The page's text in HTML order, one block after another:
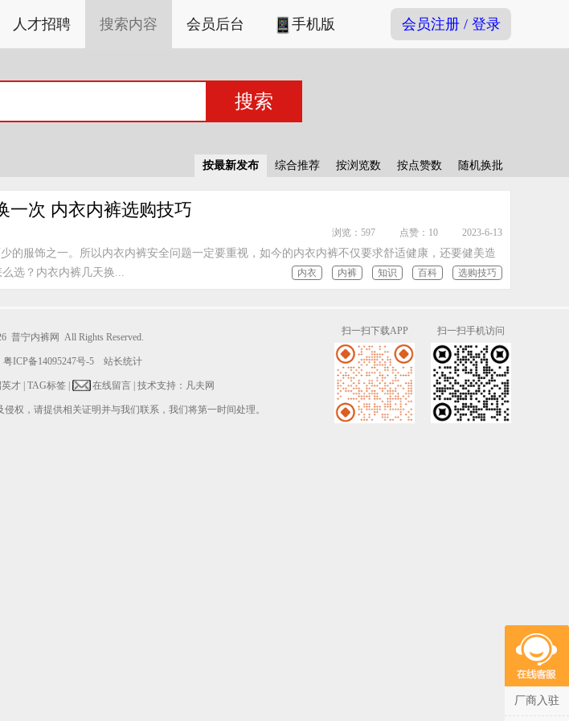
人才招聘 搜索内容 会员后台 手机版 会员注册 / 登录
按最新发布 综合推荐 按浏览数 按点赞数 随机换批
浏览：597 点赞：10 2023-6-13
一次 内衣内裤选购技巧
的服饰之一。所以内衣内裤安全问题一定要重视，如今的内衣内裤不仅要求舒适健康，还要健美造
选？内衣内裤几天换...
内衣 内裤 知识 百科 选购技巧
普宁内裤网 All Rights Reserved.
粤ICP备14095247号-5 站长统计
才 TAG标签 在线留言 | 技术支持：凡夫网
权，请提供相关证明并与我们联系，我们将第一时间处理。
扫一扫手机访问
扫一扫下载APP
厂商入驻